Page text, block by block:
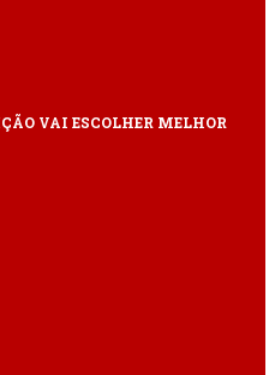
VAI ESCOLHER MELHOR